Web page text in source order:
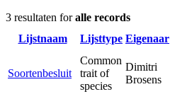
3 resultaten foralle records
Lijstnaam
Lijsttype Eigenaar
Soortenbesluit
Common
trait of
species
Dimitri
Brosens